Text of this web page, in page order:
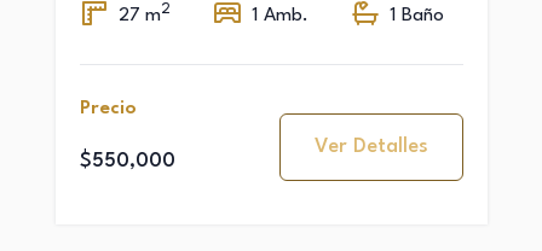
27 m2 1 Amb. 1 Baño
Precio
$550,000
Ver Detalles